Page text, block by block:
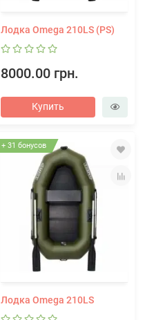
Лодка Omega 210LS (PS)
8000.00 грн.
Купить
+ 31 бонусов
Лодка Omega 210LS